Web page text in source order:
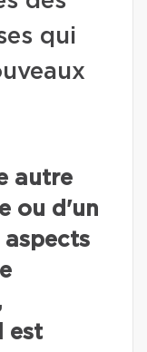
qui
autre
ou d'un
est